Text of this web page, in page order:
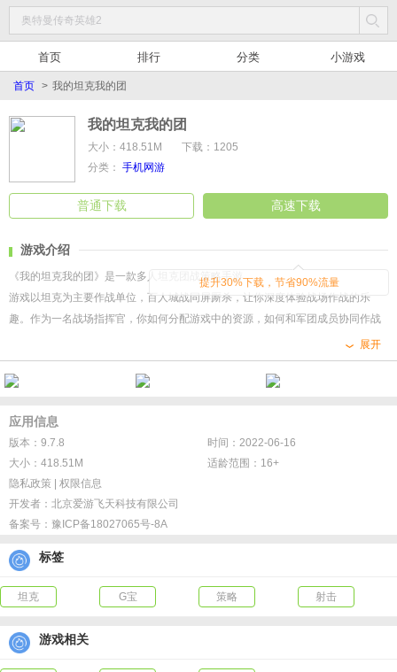
首页 排行 分类 小游戏
首页 > 我的坦克我的团
我的坦克我的团
大小：418.51M
下载：1205
分类： 手机网游
普通下载 高速下载
提升30%下载，节省90%流量
游戏介绍
《我的坦克我的团》是一款多人坦克团战策略手游
游戏以坦克为主要作战单位，百人城战同屏厮杀，让你深度体验战场作战的乐
趣。作为一名战场指挥官，你如何分配游戏中的资源，如何和军团成员协同作战
将会是致胜的关键！玩家可根据敌我双方情况，自组坦克阵容，策略搭配，出奇
制胜，征服战场！
核心玩法升级：策略战争，国战、城战，寸土不让！
超百辆经典坦克可供玩家自由选择，74座城堡百人跨服对抗同屏厮杀，守好关键
城市，对控制该区域范围和产出有很大的帮助，玩家组团争夺资源、领土。强攻
偷袭、围剿混战，闪击战、经典战役、远征、使命之路、军演、王牌对决。跨服
国战、城战，军团荣耀出击。
新活动：跨服大乱斗！
12月15日公测版本新活动上线，跨服极地乱斗活动将与其他跨服活动轮换开启，
每次活动持续两天，指挥官达到70级即可报名参加，报名后玩家将与本服玩家一
始属性为125级、五星、技能全开。指挥官可花费核晶对战车进行强化，核晶在
展开
应用信息
版本：9.7.8
时间：2022-06-16
大小：418.51M
适龄范围：16+
隐私政策
权限信息
开发者： 北京爱游飞天科技有限公司
备案号： 豫ICP备18027065号-8A
标签
坦克 G宝 策略 射击
游戏相关